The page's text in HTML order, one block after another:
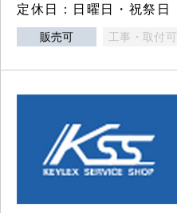
定休日：日曜日・祝祭日
販売可 工事・取付可